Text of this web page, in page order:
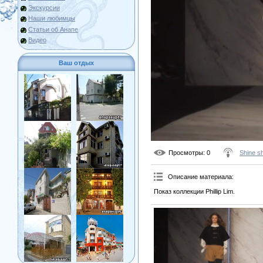
Экскурсии
Наши любимцы
Статьи об Анапе
Видео
Ваш отдых
Просмотры: 0 Shine
Описание материала:
Показ коллекции Phillip Lim.